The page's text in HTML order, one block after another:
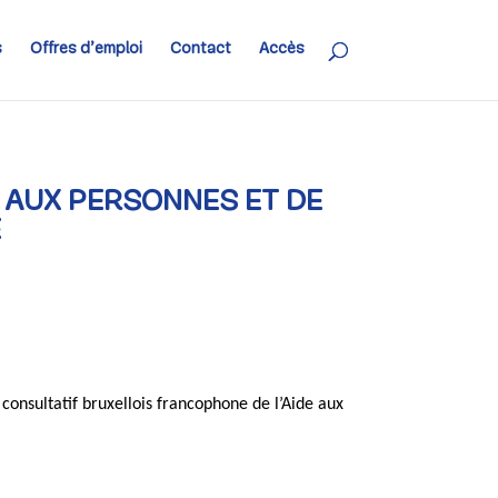
Offres d’emploi Contact Accès
PERSONNES ET DE
bruxellois francophone de l’Aide aux